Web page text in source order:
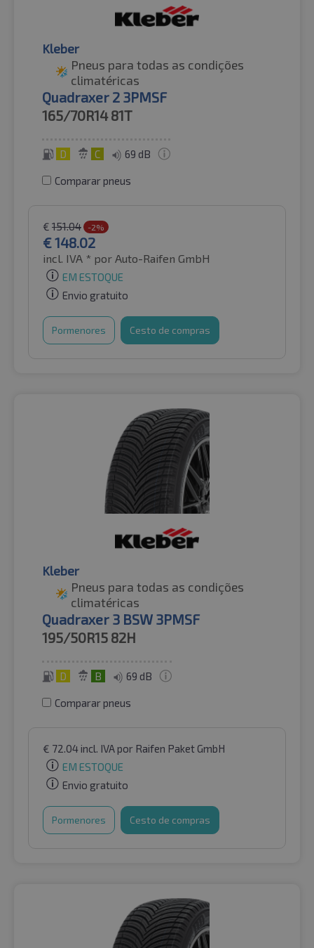
Kleber
Pneus para todas as condições
climatéricas
Quadraxer 2 3PMSF
165/70R14 81T
D C 69 dB
Comparar pneus
€ 151.04 -2%
€148.02
incl. IVA * por Auto-Raifen GmbH
EM ESTOQUE
Envio gratuito
Pormenores Cesto de compras
Kleber
Pneus para todas as condições
climatéricas
Quadraxer 3 BSW 3PMSF
195/50R15 82H
D B 69 dB
Comparar pneus
€ 72.04incl. IVApor Raifen Paket GmbH
EM ESTOQUE
Envio gratuito
Pormenores Cesto de compras